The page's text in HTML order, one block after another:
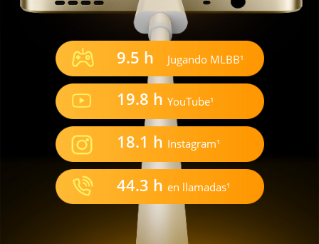
Jugando MLBB¹
9.5 h
en llamadas¹
44.3 h
Instagram¹
18.1 h
YouTube¹
19.8 h